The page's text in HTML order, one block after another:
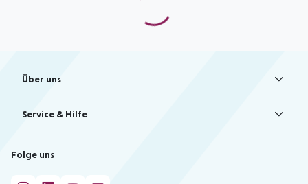
Über uns
Bestpreisgarantie
Cookie-Richtlinie
Service & Hilfe
Barrierefreies Reisen
Folge uns